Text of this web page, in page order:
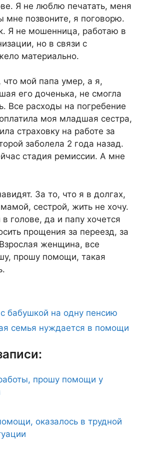
Я не люблю печатать, меня
мне позвоните, я поговорю.
Я не мошенница, работаю в
но в связи с
материально.
мой папа умер, а я,
его доченька, не смогла
Все расходы на погребение
моя младшая сестра,
страховку на работе за
заболела 2 года назад.
стадия ремиссии. А мне
За то, что я в долгах,
сестрой, жить не хочу.
голове, да и папу хочется
прощения за переезд, за
женщина, все
прошу помощи, такая
бабушкой на одну пенсию
семья нуждается в помощи
прошу помощи у
оказалось в трудной